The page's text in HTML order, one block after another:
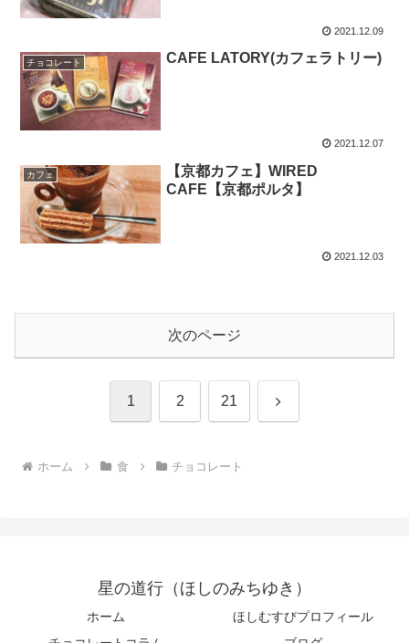
2021.12.09
チョコレート CAFE LATORY(カフェラトリー)
2021.12.07
カフェ
【京都カフェ】WIRED
CAFE【京都ポルタ】
2021.12.03
次のページ
1 2 21 次
ホーム 食 チョコレート
星の道行（ほしのみちゆき）
ホーム
ほしむすびプロフィール